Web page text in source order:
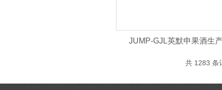
JUMP-GJL英默申果酒生
共 1283